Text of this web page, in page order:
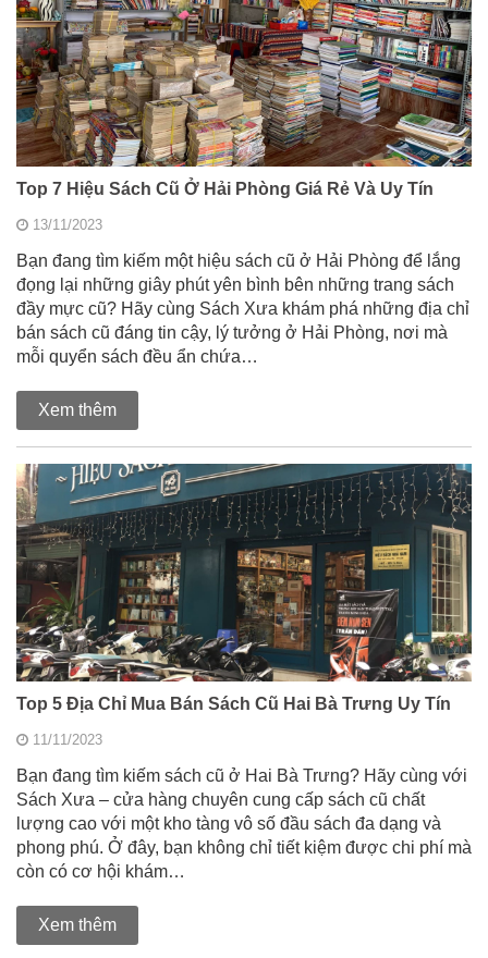
Top 7 Hiệu Sách Cũ Ở Hải Phòng Giá Rẻ Và Uy Tín
13/11/2023
Bạn đang tìm kiếm một hiệu sách cũ ở Hải Phòng để lắng
đọng lại những giây phút yên bình bên những trang sách
đầy mực cũ? Hãy cùng Sách Xưa khám phá những địa chỉ
bán sách cũ đáng tin cậy, lý tưởng ở Hải Phòng, nơi mà
mỗi quyển sách đều ẩn chứa…
Xem thêm
Top 5 Địa Chỉ Mua Bán Sách Cũ Hai Bà Trưng Uy Tín
11/11/2023
Bạn đang tìm kiếm sách cũ ở Hai Bà Trưng? Hãy cùng với
Sách Xưa – cửa hàng chuyên cung cấp sách cũ chất
lượng cao với một kho tàng vô số đầu sách đa dạng và
phong phú. Ở đây, bạn không chỉ tiết kiệm được chi phí mà
còn có cơ hội khám…
Xem thêm